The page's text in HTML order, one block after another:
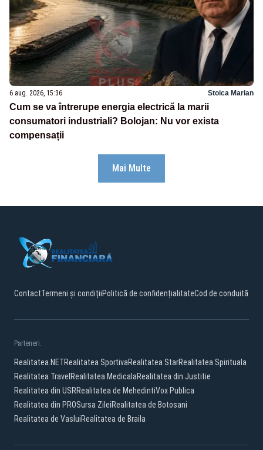
6 aug. 2026, 15:36 Stoica Marian
Cum se va întrerupe energia electrică la marii
consumatori industriali? Bolojan: Nu vor exista
compensații
Mai Multe
ContactTermeni și condițiiPolitică de confidențialitateCod de conduită
Parteneri:
Realitatea.NETRealitatea SportivaRealitatea StarRealitatea Spirituala
Realitatea Travel Realitatea MedicalaRealitatea din Justitie
Realitatea din USRRealitatea de MehedintiVox Publica
Realitatea din PROSursa ZileiRealitatea de Botosani
Realitatea de VasluiRealitatea de Braila